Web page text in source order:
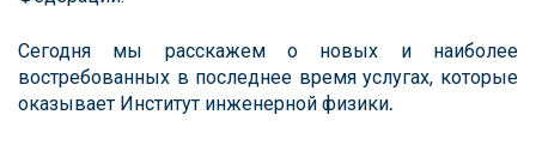
Сегодня мы расскажем о новых и наиболее
востребованных в последнее время услугах, которые
оказывает Институт инженерной физики.